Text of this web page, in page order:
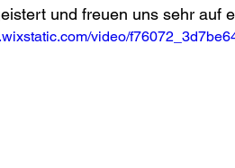
und freuen uns sehr auf
video/